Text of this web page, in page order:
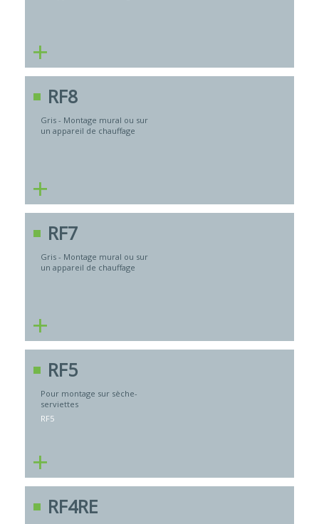
+
RF8
Gris - Montage mural ou sur
un appareil de chauffage
+
RF7
Gris - Montage mural ou sur
un appareil de chauffage
+
RF5
Pour montage sur sèche-
serviettes
RF5
+
RF4RE